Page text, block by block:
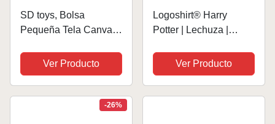
SD toys, Bolsa
Pequeña Tela Canvas
Potter Unisex adulto,
Multicolor, S
Ver Producto
Logoshirt® Harry
Potter | Lechuza |
courses | Bolsa de
algodón | Impresa I
Asas largas | negro |
Ver Producto
-26%